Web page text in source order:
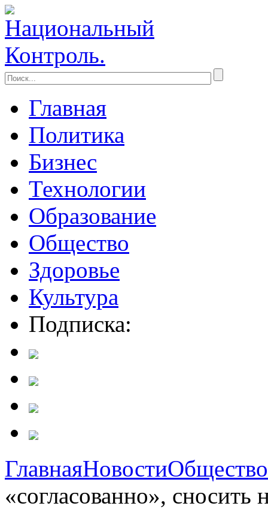
Главная
Политика
Бизнес
Технологии
Образование
Общество
Здоровье
Культура
Подписка:
ГлавнаяНовостиОбщество
«согласованно», сносить